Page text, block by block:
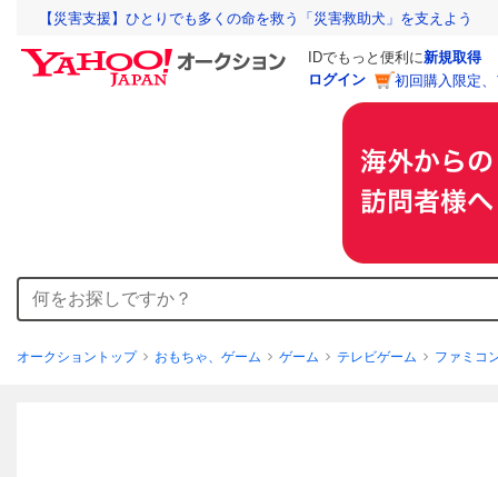
【災害支援】ひとりでも多くの命を救う「災害救助犬」を支えよう
IDでもっと便利に新規取得
ログイン
初回購入限定
オークショントップ おもちゃ、ゲーム ゲーム テレビゲーム ファミコ